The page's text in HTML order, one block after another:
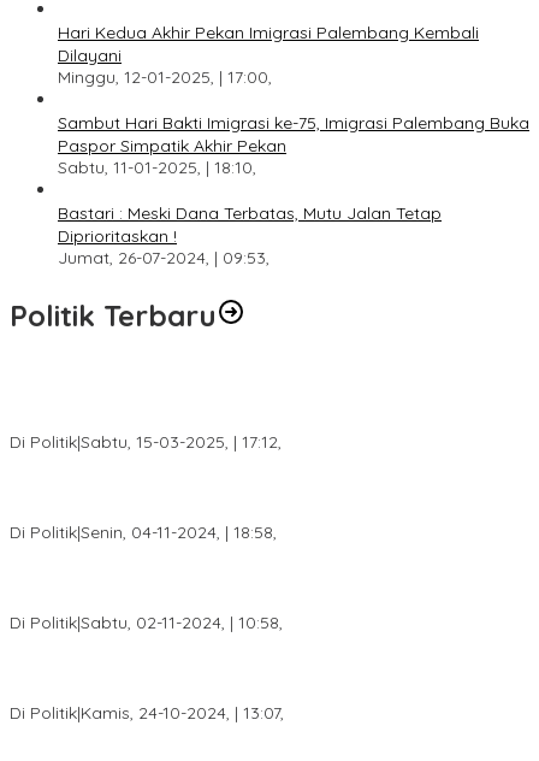
Hari Kedua Akhir Pekan Imigrasi Palembang Kembali
Dilayani
Minggu, 12-01-2025, | 17:00,
Sambut Hari Bakti Imigrasi ke-75, Imigrasi Palembang Buka
Paspor Simpatik Akhir Pekan
Sabtu, 11-01-2025, | 18:10,
Bastari : Meski Dana Terbatas, Mutu Jalan Tetap
Diprioritaskan !
Jumat, 26-07-2024, | 09:53,
Politik Terbaru
Di Politik|Sabtu, 15-03-2025, | 17:12,
Di Politik|Senin, 04-11-2024, | 18:58,
Di Politik|Sabtu, 02-11-2024, | 10:58,
Di Politik|Kamis, 24-10-2024, | 13:07,